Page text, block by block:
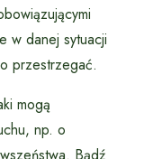
w danej sytuacji
przestrzegać.
mogą
np. o
Bądź